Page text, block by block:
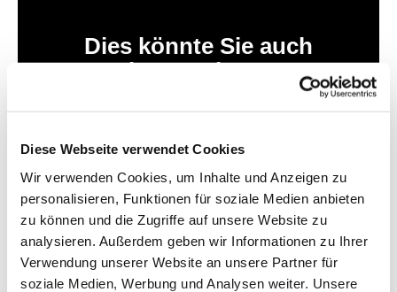
Diese Webseite verwendet Cookies
Wir verwenden Cookies, um Inhalte und Anzeigen zu
personalisieren, Funktionen für soziale Medien anbieten
zu können und die Zugriffe auf unsere Website zu
analysieren. Außerdem geben wir Informationen zu Ihrer
Verwendung unserer Website an unsere Partner für
soziale Medien, Werbung und Analysen weiter. Unsere
Dies könnte Sie auch
interessieren